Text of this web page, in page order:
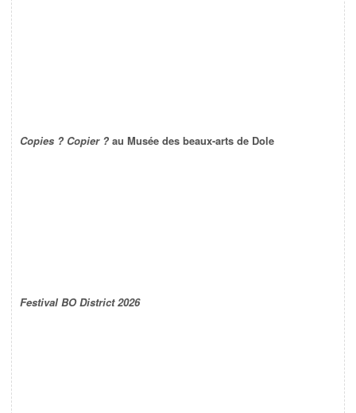
Copies ? Copier ? au Musée des beaux-arts de Dole
Festival BO District 2026